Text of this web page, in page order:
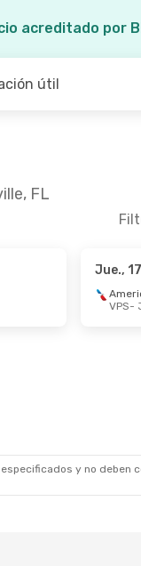
acreditado por
útil
FL
Jue.,
VPS-
y no deben